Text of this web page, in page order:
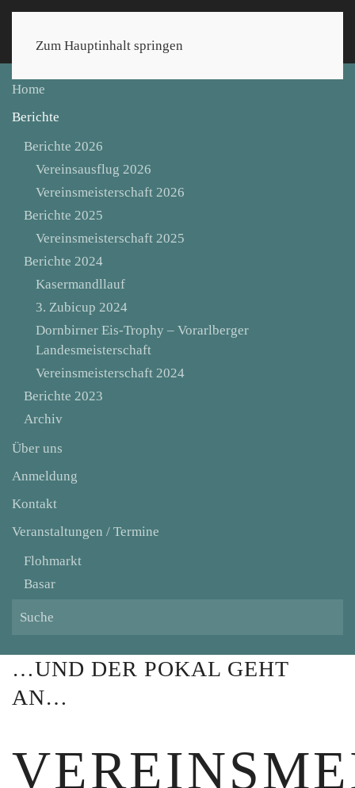
Zum Hauptinhalt springen
Home
Berichte
Berichte 2026
Vereinsausflug 2026
Vereinsmeisterschaft 2026
Berichte 2025
Vereinsmeisterschaft 2025
Berichte 2024
Kasermandllauf
3. Zubicup 2024
Dornbirner Eis-Trophy – Vorarlberger
Landesmeisterschaft
Vereinsmeisterschaft 2024
Berichte 2023
Archiv
Über uns
Anmeldung
Kontakt
Veranstaltungen / Termine
Flohmarkt
Basar
…UND DER POKAL GEHT
AN…